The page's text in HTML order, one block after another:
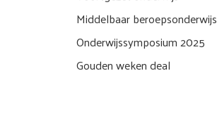
Middelbaar beroepsonderwijs
Onderwijssymposium 2025
Gouden weken deal